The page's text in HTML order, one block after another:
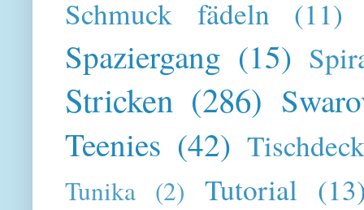
Schmuck fädeln (11)
Spaziergang (15)
Stricken (286)
Teenies (42)
Tunika (2) Tutorial